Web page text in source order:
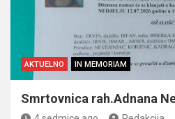
AKTUELNO IN MEMORIAM
Smrtovnica rah.Adnana